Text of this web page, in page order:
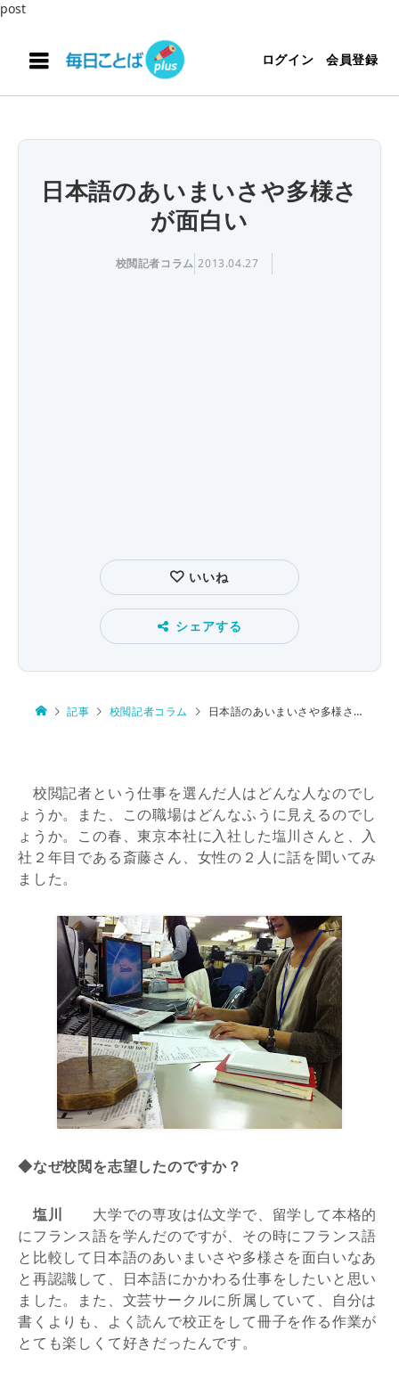
post
ログイン 会員登録
日本語のあいまいさや多様さ
が面白い
校閲記者コラム 2013.04.27
いいね
シェアする
記事 校閲記者コラム 日本語のあいまいさや多様さが面白い
校閲記者という仕事を選んだ人はどんな人なのでし
ょうか。また、この職場はどんなふうに見えるのでし
ょうか。この春、東京本社に入社した塩川さんと、入
社２年目である斎藤さん、女性の２人に話を聞いてみ
ました。
◆なぜ校閲を志望したのですか？
塩川
大学での専攻は仏文学で、留学して本格的
にフランス語を学んだのですが、その時にフランス語
と比較して日本語のあいまいさや多様さを面白いなあ
と再認識して、日本語にかかわる仕事をしたいと思い
ました。また、文芸サークルに所属していて、自分は
書くよりも、よく読んで校正をして冊子を作る作業が
とても楽しくて好きだったんです。